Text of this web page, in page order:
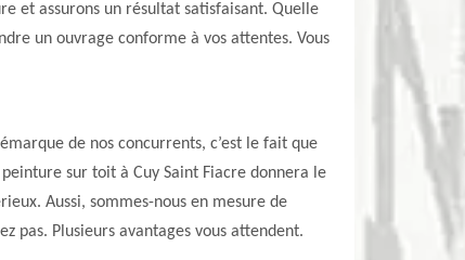
et assurons un résultat satisfaisant. Quelle
un ouvrage conforme à vos attentes. Vous
de nos concurrents, c’est le fait que
sur toit à Cuy Saint Fiacre donnera le
Aussi, sommes-nous en mesure de
pas. Plusieurs avantages vous attendent.